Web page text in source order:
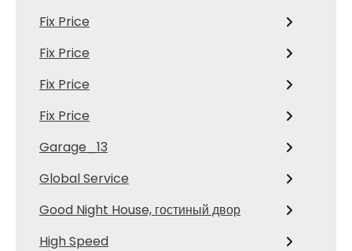
Fix Price
Fix Price
Fix Price
Fix Price
Garage_13
Global Service
Good Night House, гостиный двор
High Speed